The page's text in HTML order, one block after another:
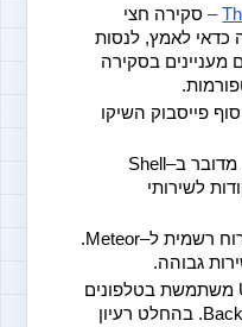
–
שנתית של טכנולוגיות חדשות. מה כדאי לאמץ, לנסות
גבוהה.